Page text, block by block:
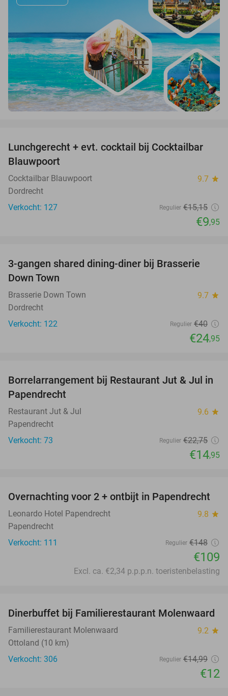
34%
Lunchgerecht + evt. cocktail bij Cocktailbar
Blauwpoort
Cocktailbar Blauwpoort 9.7 star
Dordrecht
Verkocht: 127
Regulier €15,15
€9,95
38%
3-gangen shared dining-diner bij Brasserie
Down Town
Brasserie Down Town 9.7 star
Dordrecht
Verkocht: 122
Regulier €40
€24,95
34%
Borrelarrangement bij Restaurant Jut & Jul in
Papendrecht
Restaurant Jut & Jul 9.6 star
Papendrecht
Verkocht: 73
Regulier €22,75
€14,95
26%
Overnachting voor 2 + ontbijt in Papendrecht
Leonardo Hotel Papendrecht 9.8 star
Papendrecht
Verkocht: 111
Regulier €148
€109
Excl. ca. €2,34 p.p.p.n. toeristenbelasting
20%
Dinerbuffet bij Familierestaurant Molenwaard
Familierestaurant Molenwaard 9.2 star
Ottoland (10 km)
Verkocht: 306
Regulier €14,99
€12